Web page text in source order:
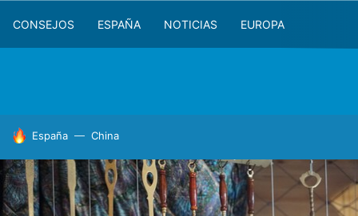
CONSEJOS ESPAÑA NOTICIAS EUROPA
HOY SE HABLA DE
España China